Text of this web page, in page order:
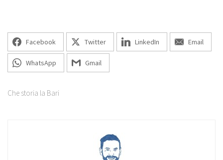
Facebook Twitter LinkedIn Email
WhatsApp Gmail
Che storia la Bari